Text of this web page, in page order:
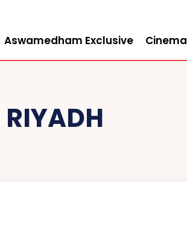
Aswamedham Exclusive Cinema
RIYADH